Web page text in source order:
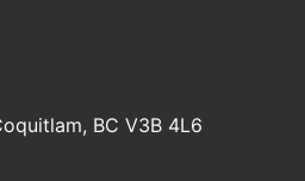
BC V3B 4L6